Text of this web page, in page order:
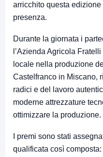
arricchito questa
presenza.
Durante la giornata i
l’Azienda Agricola
locale nella produzione
Castelfranco in Miscano,
radici e del lavoro
moderne attrezzature
ottimizzare la produzione.
I premi sono stati
qualificata così